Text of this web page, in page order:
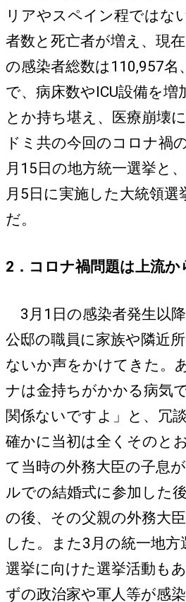
リアやスペイン程ではな
者数と死亡者が増え、現在
の感染者総数は110,957名
で、病床数やICU設備を
とか持ち堪え、医療崩壊
ドミ共の今回のコロナ禍
月15日の地方統一選挙と
月5日に実施した大統領選
だ。
2．コロナ禍問題は上流か
3月1日の感染者発生以
公邸の職員に家族や隣近
ないか声をかけてきた。
ナは金持ちがかかる病気
関係ないですよ」と、冗
確かに当初は全くそのと
て当時の外務大臣の子息
ルでの結婚式に参加した
の後、その父親の外務大
した。また3月の統一地
選挙に向けた選挙活動も
ずの政治家や軍人等が感